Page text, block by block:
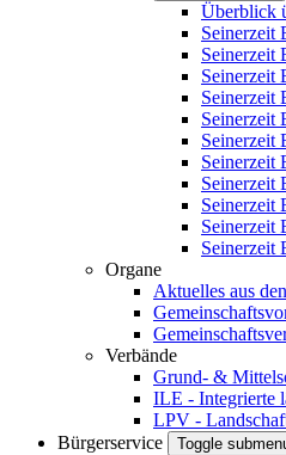
Überblick
Seinerzeit
Seinerzeit
Seinerzeit
Seinerzeit
Seinerzeit
Seinerzeit
Seinerzeit
Seinerzeit
Seinerzeit
Seinerzeit
Seinerzeit
Organe
Aktuelles aus
Verbände
Grund- &
ILE - Integrierte
LPV -
Bürgerservice
Toggle